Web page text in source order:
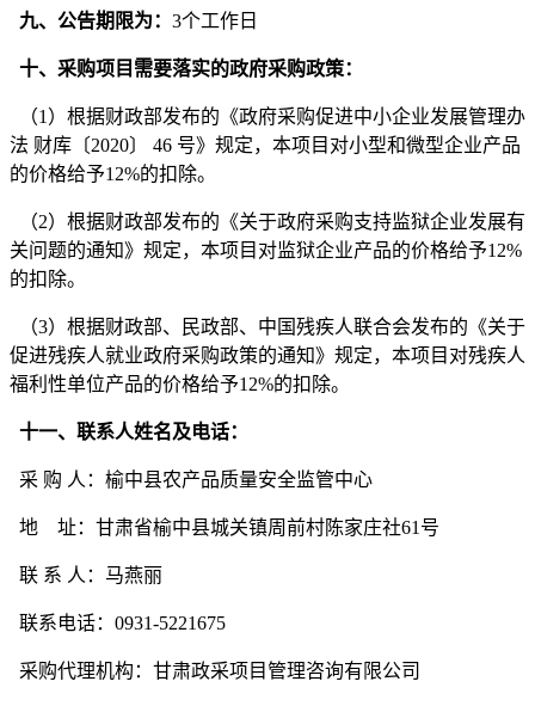
九、公告期限为： 3个工作日
十、 采购项目需要落实的政府采购政策：
（1）根据财政部发布的《政府采购促进中小企业发展管理办
法 财库〔2020〕 46 号》规定，本项目对小型和微型企业产品
的价格给予12%的扣除。
（2）根据财政部发布的《关于政府采购支持监狱企业发展有
关问题的通知》规定，本项目对监狱企业产品的价格给予12%
的扣除。
（3）根据财政部、民政部、中国残疾人联合会发布的《关于
促进残疾人就业政府采购政策的通知》规定，本项目对残疾人
福利性单位产品的价格给予12%的扣除。
十一、联系人姓名及电话：
采 购 人： 榆中县农产品质量安全监管中心
地 址： 甘肃省榆中县城关镇周前村陈家庄社61号
联 系 人：马燕丽
联系电话： 0931-5221675
采购代理机构： 甘肃政采项目管理咨询有限公司